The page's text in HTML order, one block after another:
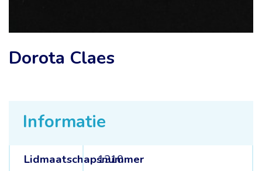
Informatie
Lidmaatschapsnummer
1310
Dorota Claes